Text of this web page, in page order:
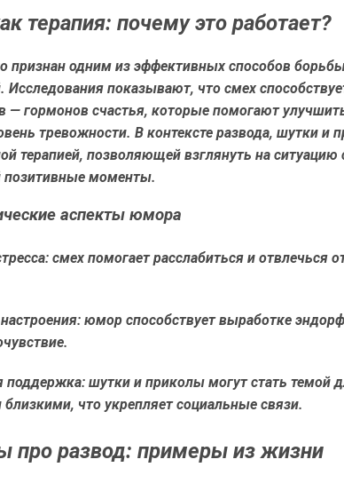
терапия: почему это работает?
признан одним из эффективных способов
Исследования показывают, что смех
— гормонов счастья, которые помогают
тревожности. В контексте развода, шутки и
терапией, позволяющей взглянуть на ситуацию
позитивные моменты.
аспекты юмора
смех помогает расслабиться и отвлечься
юмор способствует выработке
поддержка: шутки и приколы могут стать темой
что укрепляет социальные связи.
про развод: примеры из жизни